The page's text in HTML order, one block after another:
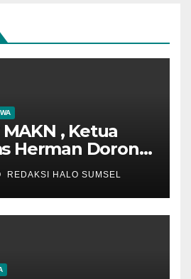
, Ketua
Herman Dorong
Kedudukan
Verifikasi
Adat
REDAKSI HALO SUMSEL